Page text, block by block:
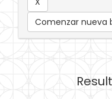
Comenzar nueva